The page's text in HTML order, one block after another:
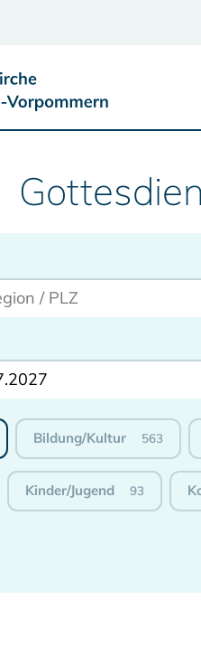
Bildung/Kultur 563
Kinder/Jugend 93